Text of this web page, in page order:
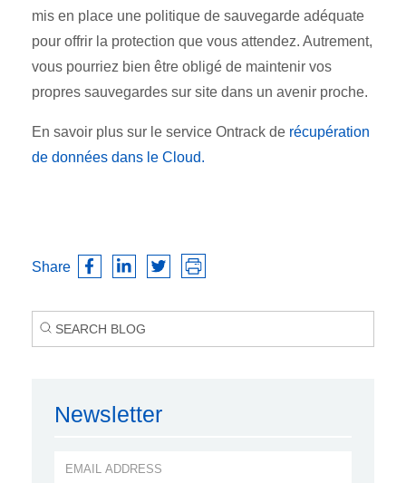
mis en place une politique de sauvegarde adéquate
pour offrir la protection que vous attendez. Autrement,
vous pourriez bien être obligé de maintenir vos
propres sauvegardes sur site dans un avenir proche.
En savoir plus sur le service Ontrack de récupération
de données dans le Cloud.
Share
Newsletter